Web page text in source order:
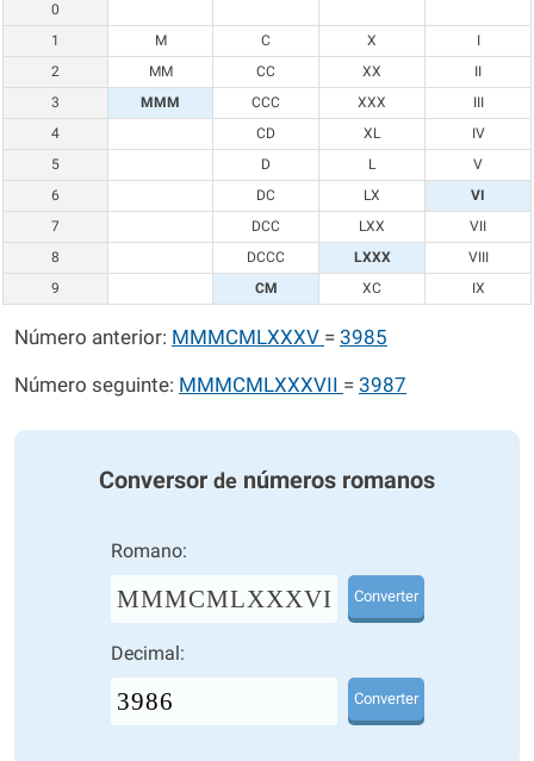
0
1
M C X
I
2
MM CC XX
II
3
MMM CCC XXX
III
4
CD XL
IV
5
D L
V
6
DC LX
VI
7
DCC LXX
VII
8
DCCC LXXX
VIII
9
CM XC IX
Número anterior: MMMCMLXXXV = 3985
Número seguinte: MMMCMLXXXVII = 3987
Conversor de números romanos
Romano:
MMMCMLXXXVI Converter
Decimal:
Converter